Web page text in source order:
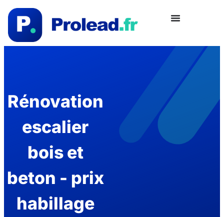
Rénovation
escalier
bois et
beton - prix
habillage